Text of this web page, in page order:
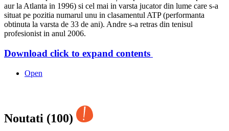
aur la Atlanta in 1996) si cel mai in varsta jucator din lume care s-a
situat pe pozitia numarul unu in clasamentul ATP (performanta
obtinuta la varsta de 33 de ani). Andre s-a retras din tenisul
profesionist in anul 2006.
Download click to expand contents
Open
Noutati (100)